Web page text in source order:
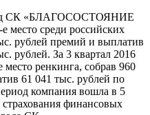
СК «БЛАГОСОСТОЯНИЕ
место среди российских
рублей премий и выплатив
рублей. За 3 квартал 2016
место ренкинга, собрав 960
61 041 тыс. рублей по
компания вошла в 5
финансовых